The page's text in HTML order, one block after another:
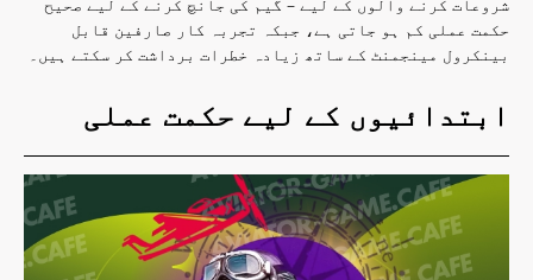
حکمت عملی کم ہو جاتی ہے، جبکہ تجربہ کار صارفین قابل
بینکرول مینجمنٹ کے ساتھ زیادہ خطرات برداشت کر سکتے ہیں۔
ابتدائیوں کے لیے حکمت عملی